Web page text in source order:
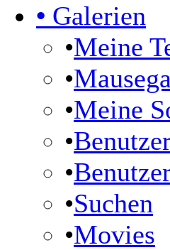
• Galerien
•Meine
•
•Meine
•
•
•Suchen
•Movies